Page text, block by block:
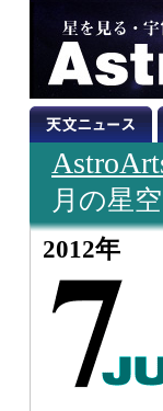
月の星空
2012年